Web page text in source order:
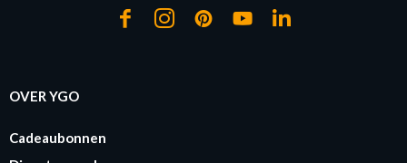
GA NAAR WINKELMANDJE of verder winkelen
OVER YGO
Cadeaubonnen